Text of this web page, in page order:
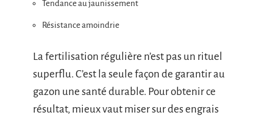
Tendance au jaunissement
Résistance amoindrie
La fertilisation régulière n’est pas un rituel
superflu. C’est la seule façon de garantir au
gazon une santé durable. Pour obtenir ce
résultat, mieux vaut miser sur des engrais